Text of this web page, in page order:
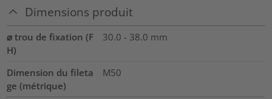
Dimensions produit
⌀ trou de fixation (F
H)
30.0 - 38.0 mm
Dimension du fileta
ge (métrique)
M50